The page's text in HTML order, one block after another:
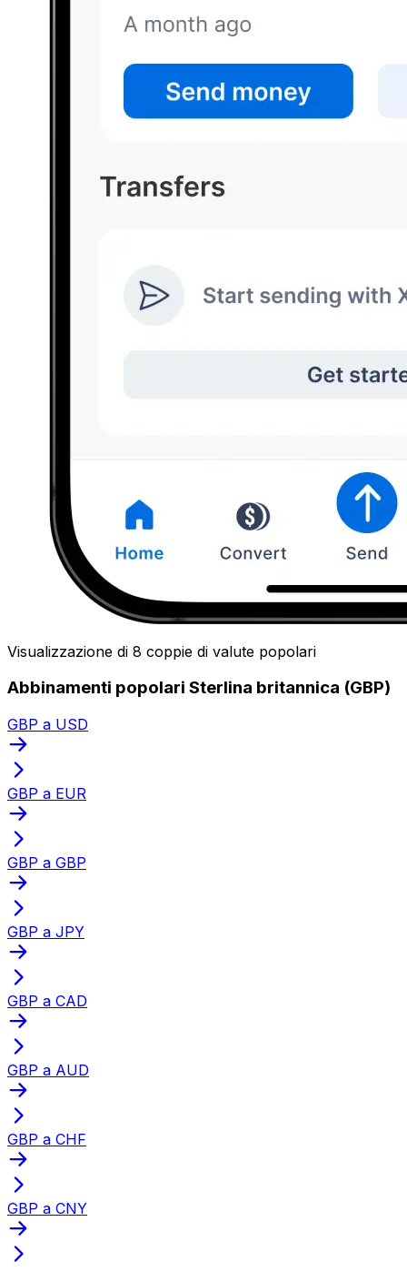
Visualizzazione di 8 coppie di valute popolari
Abbinamenti popolari Sterlina britannica (GBP)
GBP a USD
GBP a EUR
GBP a GBP
GBP a JPY
GBP a CAD
GBP a AUD
GBP a CHF
GBP a CNY